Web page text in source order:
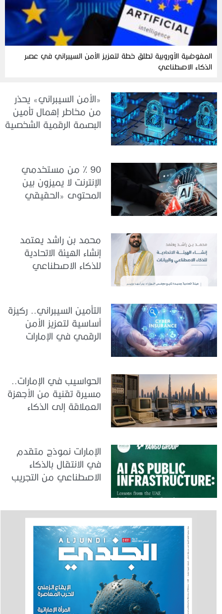
المفوضية الأوروبية تطلق خطة لتعزيز الأمن السيبراني في عصر
الذكاء الاصطناعي
«الأمن السيبراني» يحذر
من مخاطر إهمال تأمين
البصمة الرقمية الشخصية
90 % من مستخدمي
الإنترنت لا يميزون بين
المحتوى «الحقيقي
محمد بن راشد يعتمد
إنشاء الهيئة الاتحادية
للذكاء الاصطناعي
التأمين السيبراني.. ركيزة
أساسية لتعزيز الأمن
الرقمي في الإمارات
الحواسيب في الإمارات..
مسيرة تقنية من الأجهزة
العملاقة إلى الذكاء
الإمارات نموذج متقدم
في الانتقال بالذكاء
الاصطناعي من التجريب